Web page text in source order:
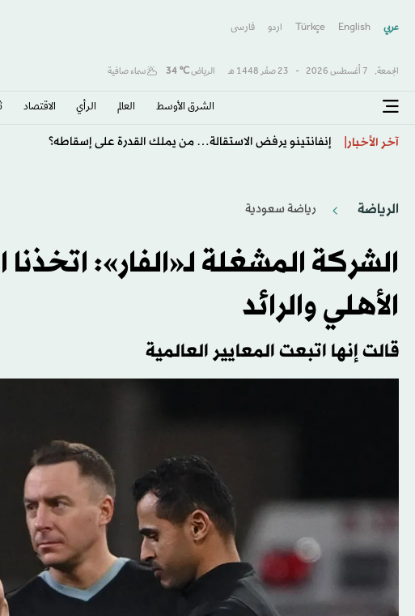
عربي English
Türkçe اردو فارسى
الجمعة, 7 أغسطس 2026 - 23 صفَر 1448 هـ الرياض℃
34 سماء صافية
الشرق الأوسط​ العالم الرأي الاقتصاد
آخر الأخبار إنفانتينو يرفض الاستقالة… من يملك القدرة على إسقاطه؟
الرياضة رياضة سعودية
الشركة المشغلة لـ«الفار»:
الأهلي والرائد
قالت إنها اتبعت المعايير العالمية